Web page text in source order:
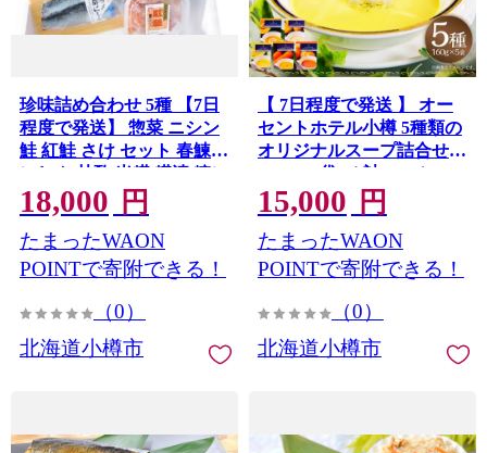
珍味詰め合わせ 5種 【7日
程度で発送】 惣菜 ニシン
鮭 紅鮭 さけ セット 春鰊
にしん 甘酢 米糀 糀漬 糠に
しん 冷凍 小樽市 北海道
18,000 円
たまったWAON
POINTで寄附できる！
（0）
北海道小樽市
【 7日程度で発送 】 オー
セントホテル小樽 5種類の
オリジナルスープ詰合せ
160g × 5袋 （ 計800g ） ス
ープ オリジナルスープ オ
リジナル スープセット セ
ット 飲み比べ ギフト とう
もろこし かぼちゃ じゃが
め合わせ プレゼント レト
15,000 円
たまったWAON
POINTで寄附できる！
（0）
北海道小樽市